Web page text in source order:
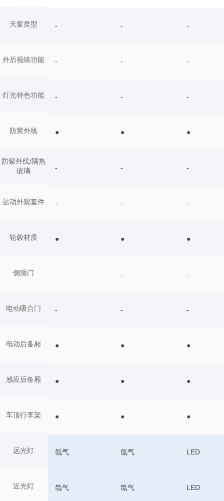
天窗类型
外后视镜功能
灯光特色功能
防紫外线
防紫外线/隔热
玻璃
运动外观套件
轮毂材质
侧滑门
电动吸合门
电动后备厢
感应后备厢
车顶行李架
远光灯
近光灯
- - -
- - -
- - -
● ● ●
- - -
- - -
● ● ●
- - -
- - -
● ● ●
● ● ●
● ● ●
氙气 氙气 LED
氙气 氙气 LED